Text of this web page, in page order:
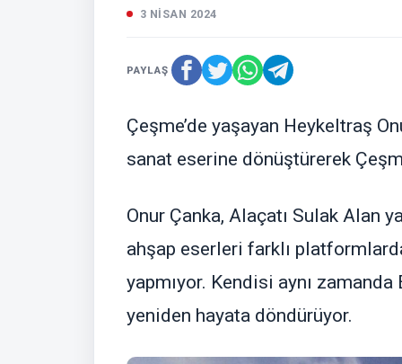
3 NİSAN 2024
PAYLAŞ
Çeşme’de yaşayan Heykeltraş
sanat eserine dönüştürerek
Onur Çanka, Alaçatı Sulak Alan
ahşap eserleri farklı
yapmıyor. Kendisi aynı
yeniden hayata döndürüyor.